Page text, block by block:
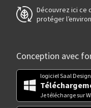
Découvrez ici ce
protéger
Conception avec
logiciel Saal Design
Je télécharge sur